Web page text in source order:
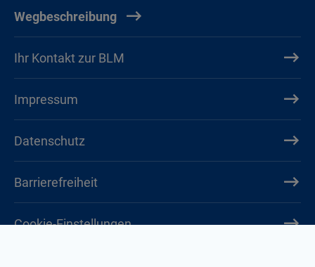
Wegbeschreibung
Ihr Kontakt zur BLM
Impressum
Datenschutz
Barrierefreiheit
Cookie-Einstellungen